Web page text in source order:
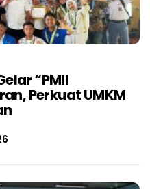
“PMII
Perkuat UMKM